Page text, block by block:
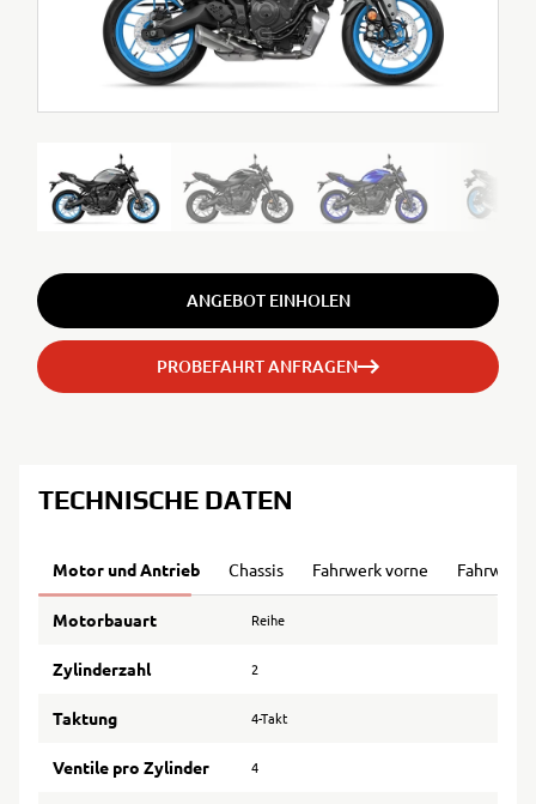
ANGEBOT EINHOLEN
PROBEFAHRT ANFRAGEN
TECHNISCHE DATEN
Motor und Antrieb Chassis Fahrwerk vorne Fahrwerk
Motorbauart Reihe
Zylinderzahl 2
Taktung 4-Takt
Ventile pro Zylinder 4